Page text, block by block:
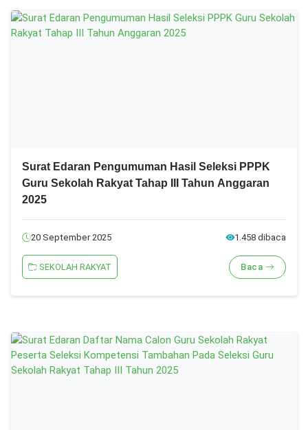
Surat Edaran Pengumuman Hasil Seleksi PPPK
Guru Sekolah Rakyat Tahap III Tahun Anggaran
2025
20 September 2025 1.458 dibaca
SEKOLAH RAKYAT Baca